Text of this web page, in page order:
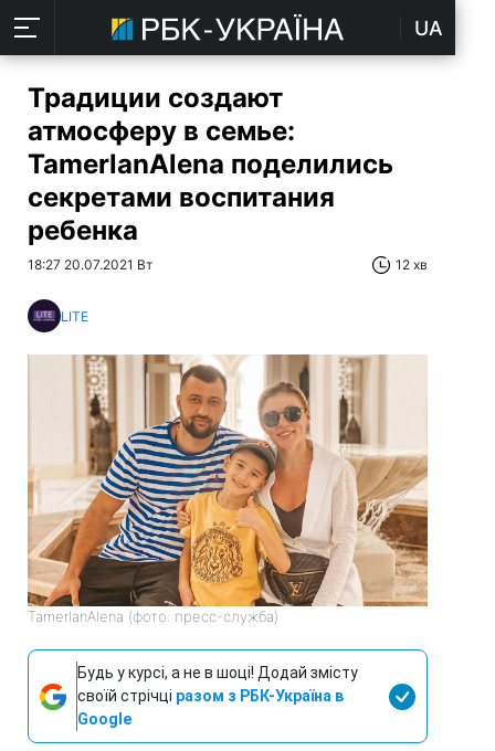
UA
Традиции создают
атмосферу в семье:
TamerlanAlena поделились
секретами воспитания
ребенка
18:27 20.07.2021 Вт 12 хв
LITE
TamerlanAlena (фото: пресс-служба)
Будь у курсі, а не в шоці! Додай змісту
своїй стрічці разом з РБК-Україна в
Google